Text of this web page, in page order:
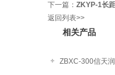
下一篇： ZKYP-1长
返回列表>>
相关产品
ZBXC-300信天